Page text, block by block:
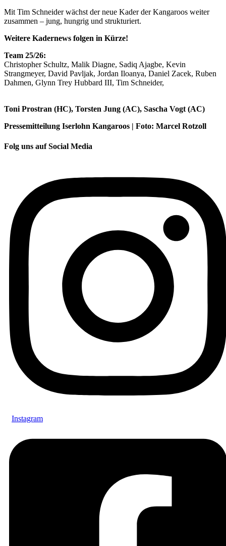
Mit Tim Schneider wächst der neue Kader der Kangaroos weiter
zusammen – jung, hungrig und strukturiert.
Weitere Kadernews folgen in Kürze!
Team 25/26:
Christopher Schultz, Malik Diagne, Sadiq Ajagbe, Kevin
Strangmeyer, David Pavljak, Jordan Iloanya, Daniel Zacek, Ruben
Dahmen, Glynn Trey Hubbard III, Tim Schneider,
Toni Prostran (HC), Torsten Jung (AC), Sascha Vogt (AC)
Pressemitteilung Iserlohn Kangaroos | Foto: Marcel Rotzoll
Folg uns auf Social Media
Instagram